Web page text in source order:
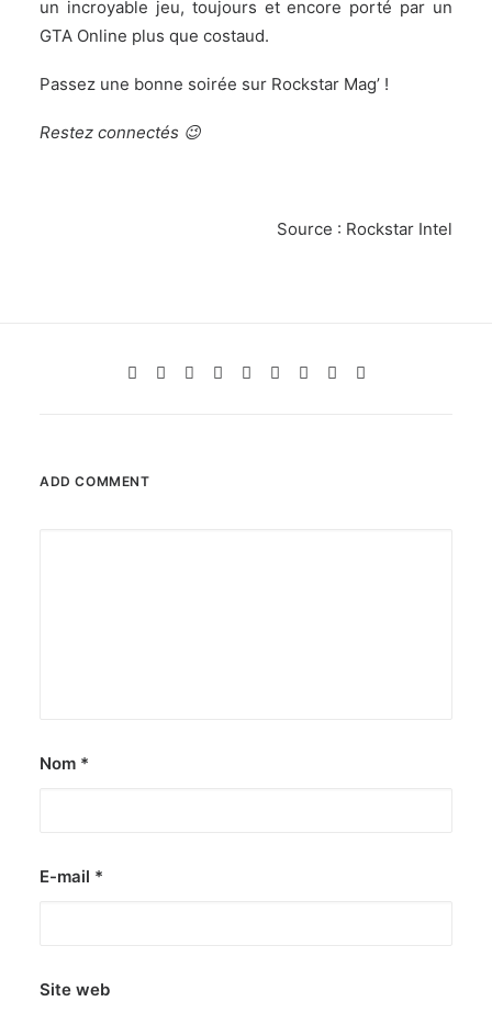
un incroyable jeu, toujours et encore porté par un
GTA Online plus que costaud.
Passez une bonne soirée sur Rockstar Mag’ !
Restez connectés 😉
Source : Rockstar Intel
ADD COMMENT
Nom *
E-mail *
Site web